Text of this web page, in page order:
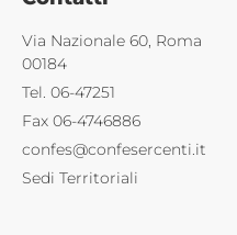
Via Nazionale 60, Roma
00184
Tel. 06-47251
Fax 06-4746886
confes@confesercenti.it
Sedi Territoriali